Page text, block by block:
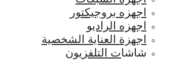
اجهزه بروجيكتور
اجهزه الراديو
اجهزة العناية الشخصية
شاشات التلفزيون